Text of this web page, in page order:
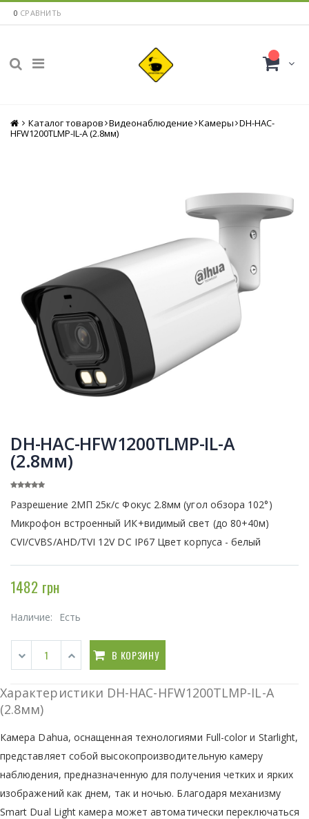
0 СРАВНИТЬ
Главная
Каталог товаров Видеонаблюдение Камеры DH-HAC-
HFW1200TLMP-IL-A (2.8мм)
DH-HAC-HFW1200TLMP-IL-A
(2.8мм)
Разрешение 2МП 25к/с Фокус 2.8мм (угол обзора 102°)
Микрофон встроенный ИК+видимый свет (до 80+40м)
CVI/CVBS/AHD/TVI 12V DC IP67 Цвет корпуса - белый
1482 грн
Наличие: Есть
В КОРЗИНУ
Характеристики DH-HAC-HFW1200TLMP-IL-A
(2.8мм)
Камера Dahua, оснащенная технологиями Full-color и Starlight,
представляет собой высокопроизводительную камеру
наблюдения, предназначенную для получения четких и ярких
изображений как днем, так и ночью. Благодаря механизму
Smart Dual Light камера может автоматически переключаться